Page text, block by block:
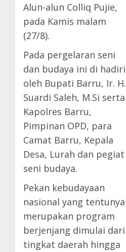
Alun-alun Colliq Pujie,
pada Kamis malam
(27/8).
Pada pergelaran seni
dan budaya ini di hadiri
oleh Bupati Barru, Ir. H.
Suardi Saleh, M.Si serta
Kapolres Barru,
Pimpinan OPD, para
Camat Barru, Kepala
Desa, Lurah dan pegiat
seni budaya.
Pekan kebudayaan
nasional yang tentunya
merupakan program
berjenjang dimulai dari
tingkat daerah hingga